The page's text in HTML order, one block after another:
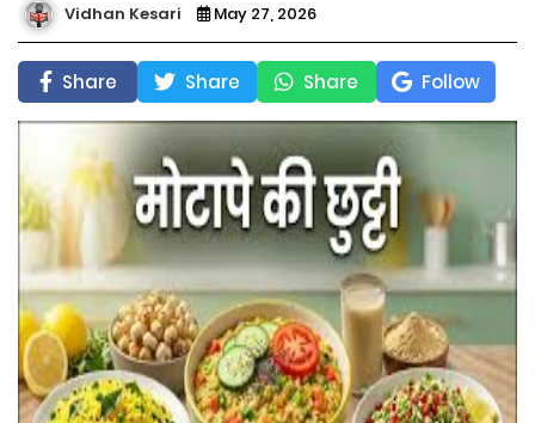
Vidhan Kesari May 27, 2026
Share Share Share Follow